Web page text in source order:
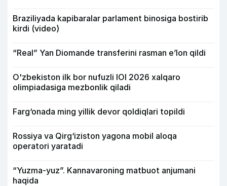
Braziliyada kapibaralar parlament binosiga bostirib
kirdi (video)
“Real” Yan Diomande transferini rasman e’lon qildi
O'zbekiston ilk bor nufuzli IOI 2026 xalqaro
olimpiadasiga mezbonlik qiladi
Farg‘onada ming yillik devor qoldiqlari topildi
Rossiya va Qirg‘iziston yagona mobil aloqa
operatori yaratadi
“Yuzma-yuz”. Kannavaroning matbuot anjumani
haqida